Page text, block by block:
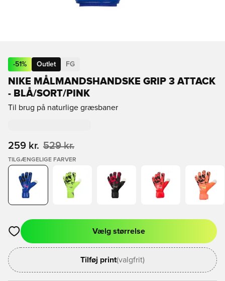
-51% Outlet FG
NIKE MÅLMANDSHANDSKE GRIP 3 ATTACK
- BLÅ/SORT/PINK
Til brug på naturlige græsbaner
259 kr. 529 kr.
TILGÆNGELIGE FARVER
Åbner en Modal til at logge ind eller tilmelde dig som medlem
Vælg størrelse
Tilføj print(valgfrit)